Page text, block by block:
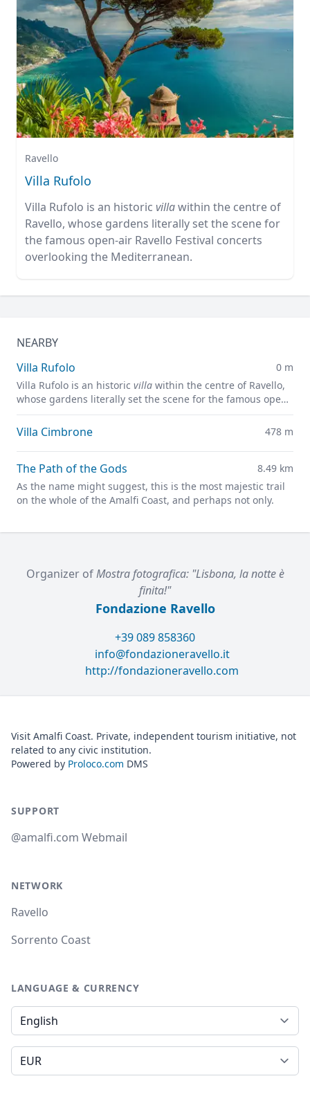
Ravello
Villa Rufolo
Villa Rufolo is an historic villawithin the centre of
Ravello, whose gardens literally set the scene for
the famous open-air Ravello Festival concerts
overlooking the Mediterranean.
NEARBY
Villa Rufolo
0 m
Villa Rufolo is an historic villa within the centre of Ravello,
whose gardens literally set the scene for the famous open-
air Ravello Festival concerts overlooking the
Mediterranean.
Villa Cimbrone 478 m
The Path of the Gods
8.49 km
As the name might suggest, this is the most majestic trail
on the whole of the Amalfi Coast, and perhaps not only.
Organizer ofMostra fotografica: "Lisbona, la notte è
finita!"
Fondazione Ravello
+39 089 858360
info@fondazioneravello.it
http://fondazioneravello.com
Visit Amalfi Coast. Private, independent tourism initiative, not
related to any civic institution.
Powered by Proloco.com DMS
SUPPORT
@amalfi.com Webmail
NETWORK
Ravello
Sorrento Coast
LANGUAGE & CURRENCY
Language
Currency